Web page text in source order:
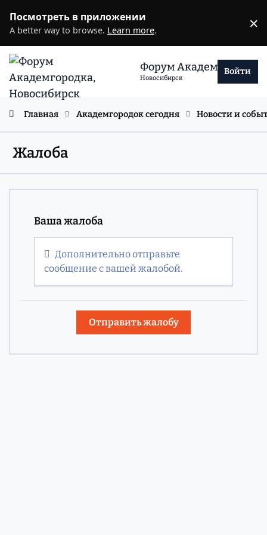
Посмотреть в приложении
A better way to browse. Learn more. ×
Форум Академгородка
Новосибирск
Войти
Главная Академгородок сегодня Новости и
Жалоба
Ваша жалоба
Дополнительно отправьте
сообщение с вашей жалобой.
Отправить жалобу